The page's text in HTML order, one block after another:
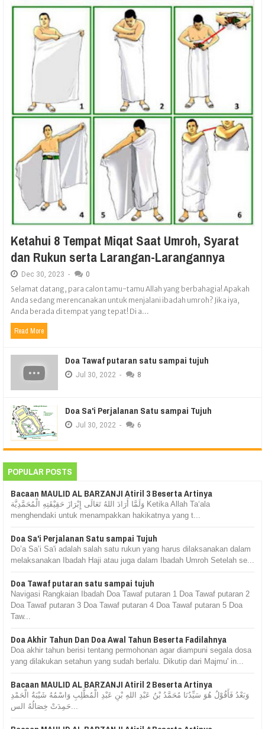
Ketahui 8 Tempat Miqat Saat Umroh, Syarat
dan Rukun serta Larangan-Larangannya
Dec 30, 2023 - 0
Selamat datang, para calon tamu-tamu Allah yang berbahagia! Apakah
Anda sedang merencanakan untuk menjalani ibadah umroh? Jika iya,
Anda berada di tempat yang tepat! Di a...
Read More
Doa Tawaf putaran satu sampai tujuh
Jul 30, 2022 - 8
Doa Sa'i Perjalanan Satu sampai Tujuh
Jul 30, 2022 - 6
POPULAR POSTS
Bacaan MAULID AL BARZANJI Atiril 3 Beserta Artinya
وَلَمَّا أَرَادَ اللهُ تَعَالَى إِبْرَازَ حَقِيْقَتِهِ الْمُحَمَّدِيَّة Ketika Allah Ta‘ala
menghendaki untuk menampakkan hakikatnya yang t...
Doa Sa'i Perjalanan Satu sampai Tujuh
Do’a Sa’i Sa'i adalah salah satu rukun yang harus dilaksanakan dalam
melaksanakan Ibadah Haji atau juga dalam Ibadah Umroh Setelah se...
Doa Tawaf putaran satu sampai tujuh
Navigasi Rangkaian Ibadah Doa Tawaf putaran 1 Doa Tawaf putaran 2
Doa Tawaf putaran 3 Doa Tawaf putaran 4 Doa Tawaf putaran 5 Doa
Taw...
Doa Akhir Tahun Dan Doa Awal Tahun Beserta Fadilahnya
Doa akhir tahun berisi tentang permohonan agar diampuni segala dosa
yang dilakukan setahun yang sudah berlalu. Dikutip dari Majmu' in...
Bacaan MAULID AL BARZANJI Atiril 2 Beserta Artinya
وَبَعْدُ فَأَقُوْلُ هُوَ سَيِّدُنَا مُحَمَّدُ بْنُ عَبْدِ اللهِ بْنِ عَبْدِ الْمُطَّلِبِ وَاسْمُهُ شَيْبَةُ الْحَمْدِ